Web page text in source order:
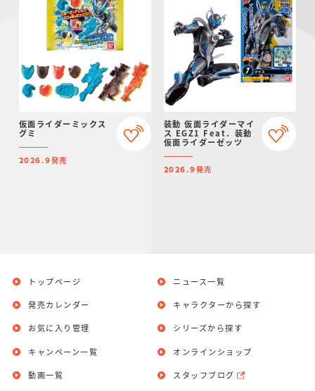
仮面ライダーミックス
グミ
2026.9発売
装動 仮面ライダーマイ
ス EGZ1 Feat．装動
仮面ライダーゼッツ
2026.9発売
トップページ
発売カレンダー
お気に入り管理
ニュース一覧
キャラクターから探す
シリーズから探す
キャンペーン一覧
動画一覧
オンラインショップ
スタッフブログ